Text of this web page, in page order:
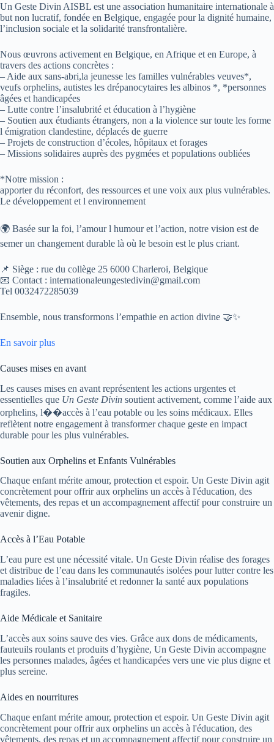
Un Geste Divin AISBL est une association humanitaire internationale à
but non lucratif, fondée en Belgique, engagée pour la dignité humaine,
l’inclusion sociale et la solidarité transfrontalière.
Nous œuvrons activement en Belgique, en Afrique et en Europe, à
travers des actions concrètes :
– Aide aux sans-abri,la jeunesse les familles vulnérables veuves*,
veufs orphelins, autistes les drépanocytaires les albinos *, *personnes
âgées et handicapées
– Lutte contre l’insalubrité et éducation à l’hygiène
– Soutien aux étudiants étrangers, non a la violence sur toute les forme
l émigration clandestine, déplacés de guerre
– Projets de construction d’écoles, hôpitaux et forages
– Missions solidaires auprès des pygmées et populations oubliées
*Notre mission :
apporter du réconfort, des ressources et une voix aux plus vulnérables.
Le développement et l environnement
🌍 Basée sur la foi, l’amour l humour et l’action, notre vision est de
semer un changement durable là où le besoin est le plus criant.
📌 Siège : rue du collège 25 6000 Charleroi, Belgique
📧 Contact : internationaleungestedivin@gmail.com
Tel 0032472285039
Ensemble, nous transformons l’empathie en action divine 🤝✨
En savoir plus
Causes mises en avant
Les causes mises en avant représentent les actions urgentes et
essentielles que Un Geste Divin soutient activement, comme l’aide aux
orphelins, l��accès à l’eau potable ou les soins médicaux. Elles
reflètent notre engagement à transformer chaque geste en impact
durable pour les plus vulnérables.
Soutien aux Orphelins et Enfants Vulnérables
Chaque enfant mérite amour, protection et espoir. Un Geste Divin agit
concrètement pour offrir aux orphelins un accès à l'éducation, des
vêtements, des repas et un accompagnement affectif pour construire un
avenir digne.
Accès à l’Eau Potable
L’eau pure est une nécessité vitale. Un Geste Divin réalise des forages
et distribue de l’eau dans les communautés isolées pour lutter contre les
maladies liées à l’insalubrité et redonner la santé aux populations
fragiles.
Aide Médicale et Sanitaire
L’accès aux soins sauve des vies. Grâce aux dons de médicaments,
fauteuils roulants et produits d’hygiène, Un Geste Divin accompagne
les personnes malades, âgées et handicapées vers une vie plus digne et
plus sereine.
Aides en nourritures
Chaque enfant mérite amour, protection et espoir. Un Geste Divin agit
concrètement pour offrir aux orphelins un accès à l'éducation, des
vêtements, des repas et un accompagnement affectif pour construire un